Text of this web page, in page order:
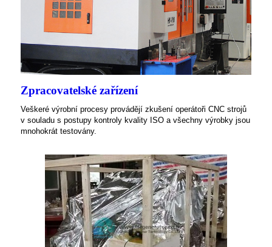
Zpracovatelské zařízení
Veškeré výrobní procesy provádějí zkušení operátoři CNC strojů
v souladu s postupy kontroly kvality ISO a všechny výrobky jsou
mnohokrát testovány.